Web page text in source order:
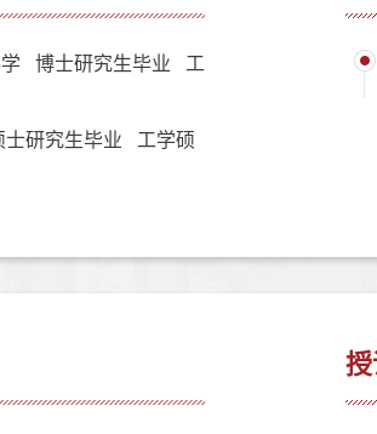
博士研究生毕业 工
士研究生毕业 工学硕